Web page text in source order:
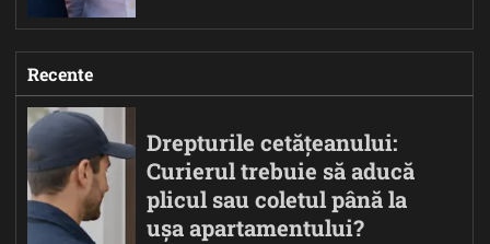
Recente
Drepturile cetățeanului:
Curierul trebuie să aducă
plicul sau coletul până la
ușa apartamentului?